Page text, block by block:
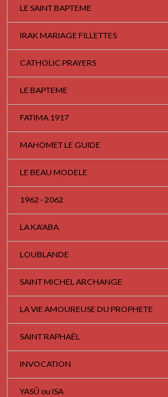
LE SAINT BAPTEME
IRAK MARIAGE FILLETTES
CATHOLIC PRAYERS
LE BAPTEME
FATIMA 1917
MAHOMET LE GUIDE
LE BEAU MODELE
1962 - 2062
LA KA'ABA
LOUBLANDE
SAINT MICHEL ARCHANGE
LA VIE AMOUREUSE DU PROPHETE
SAINT RAPHAËL
INVOCATION
YASÛ ou ISA